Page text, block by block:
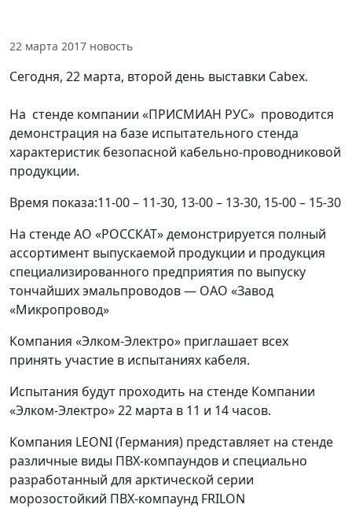
22 марта 2017 новость
Сегодня, 22 марта, второй день выставки Cabex.
На стенде компании «ПРИСМИАН РУС» проводится
демонстрация на базе испытательного стенда
характеристик безопасной кабельно-проводниковой
продукции.
Время показа:11-00 – 11-30, 13-00 – 13-30, 15-00 – 15-30
На стенде АО «РОССКАТ» демонстрируется полный
ассортимент выпускаемой продукции и продукция
специализированного предприятия по выпуску
тончайших эмальпроводов — ОАО «Завод
«Микропровод»
Компания «Элком-Электро» приглашает всех
принять участие в испытаниях кабеля.
Испытания будут проходить на стенде Компании
«Элком-Электро» 22 марта в 11 и 14 часов.
Компания LEONI (Германия) представляет на стенде
различные виды ПВХ-компаундов и специально
разработанный для арктической серии
морозостойкий ПВХ-компаунд FRILON